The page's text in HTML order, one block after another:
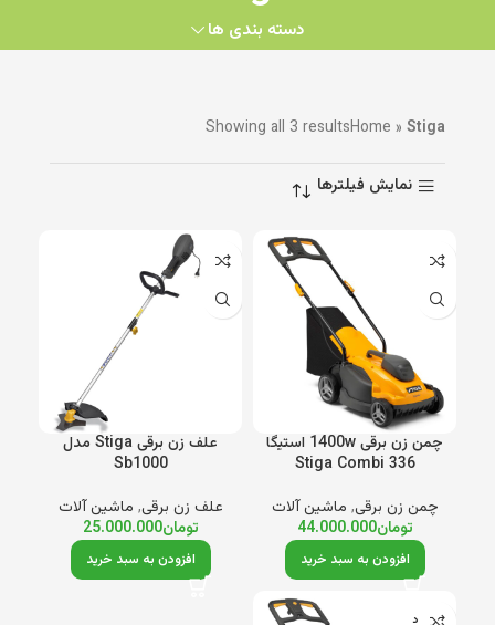
دسته بندی ها
Home » Stiga
Showing all 3 results
نمایش فیلترها
چمن زن برقی 1400w استیگا
Stiga Combi 336
چمن زن برقی, ماشین آلات
تومان44.000.000
افزودن به سبد خرید
علف زن برقی Stiga مدل
Sb1000
علف زن برقی, ماشین آلات
تومان25.000.000
افزودن به سبد خرید
ناموجود